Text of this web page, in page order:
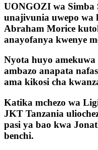
UONGOZI wa Simba
unajivunia uwepo wa
Abraham Morice
anayofanya kwenye
Nyota huyo
ambazo anapata
ama kikosi cha
Katika mchezo wa
JKT Tanzania
pasi ya bao kwa
benchi.